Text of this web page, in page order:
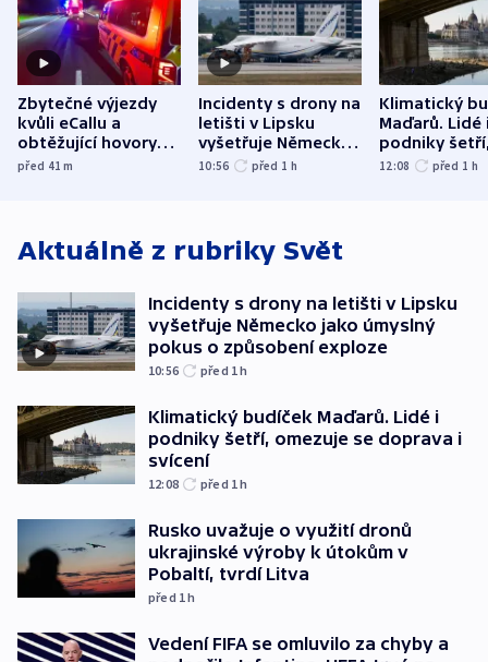
Zbytečné výjezdy
kvůli eCallu a
obtěžující hovory
zdržují záchranáře
před 41m
Incidenty s drony na
letišti v Lipsku
vyšetřuje Německo
jako úmyslný pokus
10:56 před 1 h
Klimatický
Maďarů. Lidé
podniky
omezuje se
12:08 před 1 h
Aktuálně z rubriky Svět
Incidenty s drony na letišti v Lipsku
vyšetřuje Německo jako úmyslný
pokus o způsobení exploze
10:56 před 1h
Klimatický budíček Maďarů. Lidé i
podniky šetří, omezuje se doprava i
svícení
12:08 před 1h
Rusko uvažuje o využití dronů
ukrajinské výroby k útokům v
Pobaltí, tvrdí Litva
před 1h
Vedení FIFA se omluvilo za chyby a